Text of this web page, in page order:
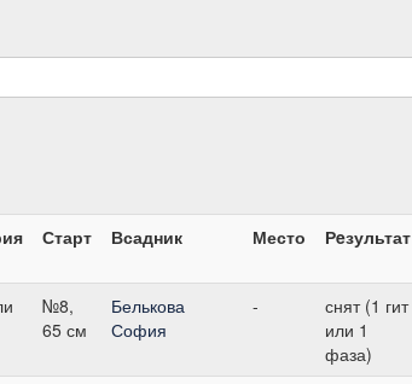
Старт Всадник Место Рeзультат
№8,
65 см
Белькова
София
-
снят (1 гит
или 1
фаза)